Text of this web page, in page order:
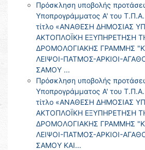
Πρόσκληση υποβολής
Υποπρογράμματος Α' του
τίτλο «ΑΝΑΘΕΣΗ ΔΗΜΟΣΙΑΣ
ΑΚΤΟΠΛΟΪΚΗ ΕΞΥΠΗΡΕΤΗΣΗ
ΔΡΟΜΟΛΟΓΙΑΚΗΣ ΓΡΑΜΜΗΣ
ΛΕΙΨΟΙ-ΠΑΤΜΟΣ-ΑΡΚΙΟΙ-
ΣΑΜΟΥ ...
Πρόσκληση υποβολής
Υποπρογράμματος Α' του
τίτλο «ΑΝΑΘΕΣΗ ΔΗΜΟΣΙΑΣ
ΑΚΤΟΠΛΟΪΚΗ ΕΞΥΠΗΡΕΤΗΣΗ
ΔΡΟΜΟΛΟΓΙΑΚΗΣ ΓΡΑΜΜΗΣ
ΛΕΙΨΟΙ-ΠΑΤΜΟΣ-ΑΡΚΙΟΙ-
ΣΑΜΟΥ ΚΑΙ...